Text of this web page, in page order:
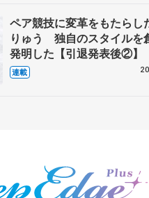
ペア競技に変革をもたらし
りゅう 独自のスタイルを
発明した【引退発表後②】
連載